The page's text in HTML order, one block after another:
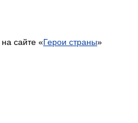
на сайте «Герои страны»